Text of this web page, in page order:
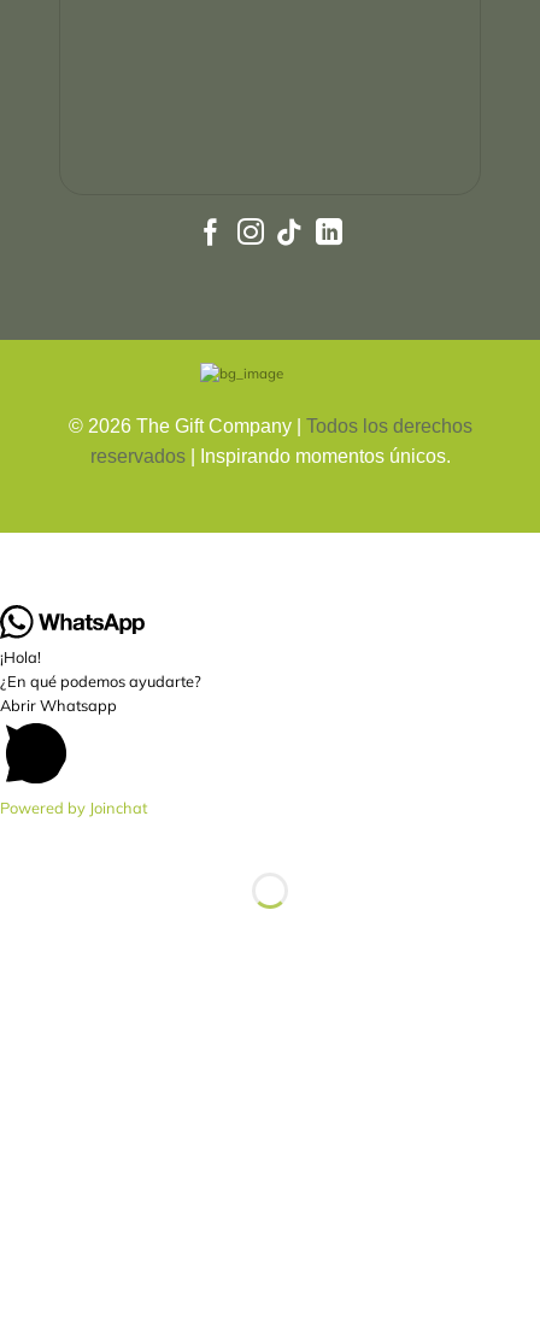
© 2026The Gift Company |
Todos los derechos
reservados
| Inspirando momentos únicos.
¡Hola!
¿En qué podemos ayudarte?
Abrir Whatsapp
Powered by Joinchat